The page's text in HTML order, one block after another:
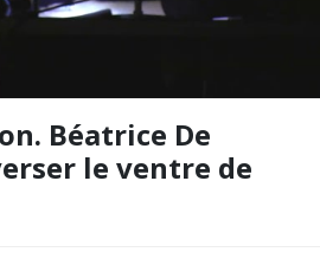
Béatrice De
le ventre de